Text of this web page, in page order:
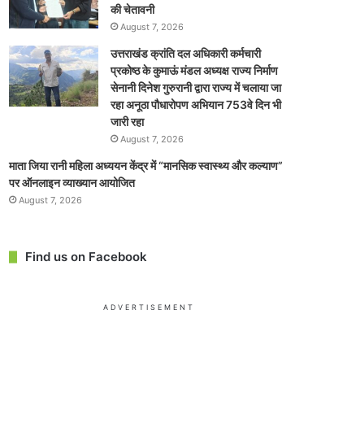
की चेतावनी
August 7, 2026
उत्तराखंड क्रांति दल अधिकारी कर्मचारी
प्रकोष्ठ के कुमाऊं मंडल अध्यक्ष राज्य निर्माण
सेनानी दिनेश गुरुरानी द्वारा राज्य में चलाया जा
रहा अनूठा पौधारोपण अभियान 753वे दिन भी
जारी रहा
August 7, 2026
माता जिया रानी महिला अध्ययन केंद्र में “मानसिक स्वास्थ्य और कल्याण”
पर ऑनलाइन व्याख्यान आयोजित
August 7, 2026
Find us on Facebook
ADVERTISEMENT